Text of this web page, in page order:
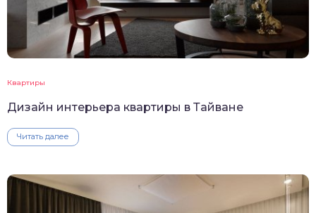
Квартиры
Дизайн интерьера квартиры в Тайване
Читать далее